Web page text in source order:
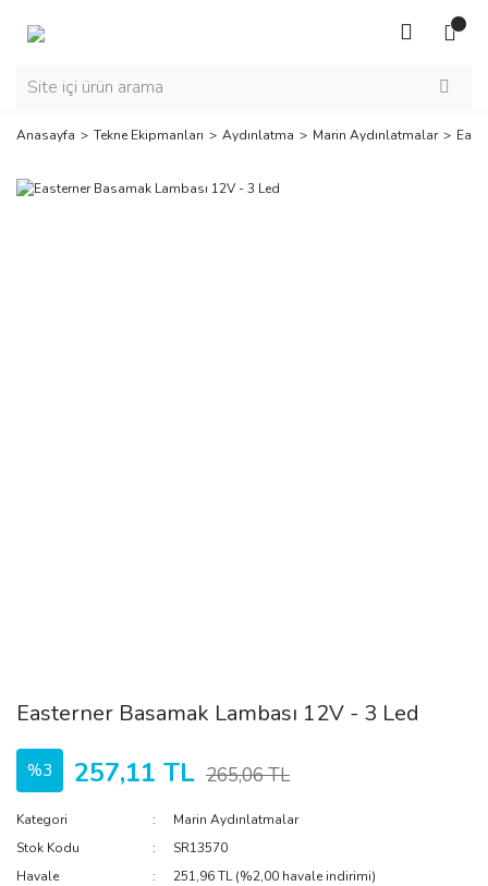
Anasayfa Tekne Ekipmanları Aydınlatma Marin Aydınlatmalar
Easterner Basamak Lambası 12V - 3 Led
%3 257,11 TL 265,06 TL
Kategori
Marin Aydınlatmalar
Stok Kodu
SR13570
Havale
251,96 TL (%2,00 havale indirimi)